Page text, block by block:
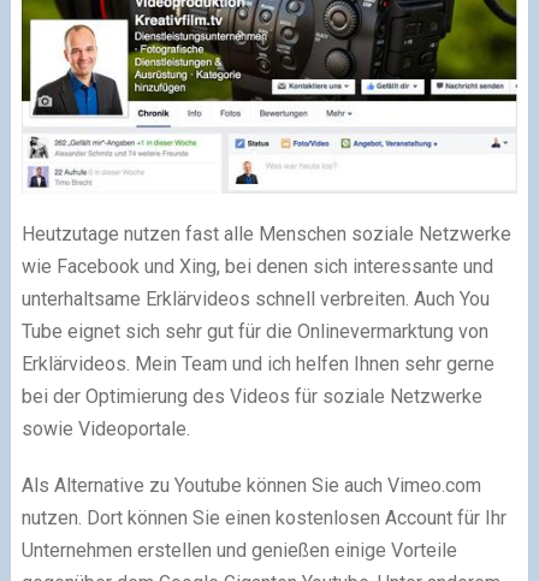
Heutzutage nutzen fast alle Menschen soziale Netzwerke
wie Facebook und Xing, bei denen sich interessante und
unterhaltsame Erklärvideos schnell verbreiten. Auch You
Tube eignet sich sehr gut für die Onlinevermarktung von
Erklärvideos. Mein Team und ich helfen Ihnen sehr gerne
bei der Optimierung des Videos für soziale Netzwerke
sowie Videoportale.
Als Alternative zu Youtube können Sie auch Vimeo.com
nutzen. Dort können Sie einen kostenlosen Account für Ihr
Unternehmen erstellen und genießen einige Vorteile